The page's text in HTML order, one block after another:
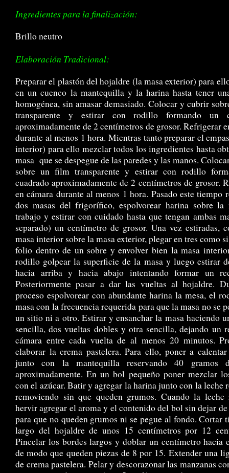
Ingredientes para la finalización:
Brillo neutro
Elaboración Tradicional:
Preparar el plastón del hojaldre (la masa exterior) para
en un cuenco la mantequilla y la harina hasta tener
homogénea, sin amasar demasiado. Colocar y cubrir
transparente y estirar con rodillo formando un
aproximadamente de 2 centímetros de grosor. Refrigerar
durante al menos 1 hora. Mientras tanto preparar el
interior) para ello mezclar todos los ingredientes hasta
masa que se despegue de las paredes y las manos.
sobre un film transparente y estirar con rodillo
cuadrado aproximadamente de 2 centímetros de grosor.
en cámara durante al menos 1 hora. Pasado este tiempo
dos masas del frigorífico, espolvorear harina sobre la
trabajo y estirar con cuidado hasta que tengan ambas
separado) un centímetro de grosor. Una vez estiradas,
masa interior sobre la masa exterior, plegar en tres como
folio dentro de un sobre y envolver bien la masa
rodillo golpear la superficie de la masa y luego estirar
hacia arriba y hacia abajo intentando formar un
Posteriormente pasar a dar las vueltas al hojaldre.
proceso espolvorear con abundante harina la mesa, el
masa con la frecuencia requerida para que la masa no se
un sitio ni a otro. Estirar y ensanchar la masa haciendo
sencilla, dos vueltas dobles y otra sencilla, dejando un
cámara entre cada vuelta de al menos 20 minutos.
elaborar la crema pastelera. Para ello, poner a
junto con la mantequilla reservando 40 gramos
aproximadamente. En un bol pequeño poner mezclar
con el azúcar. Batir y agregar la harina junto con la leche
removiendo sin que queden grumos. Cuando la leche
hervir agregar el aroma y el contenido del bol sin dejar de
para que no queden grumos ni se pegue al fondo. Cortar
largo del hojaldre de unos 15 centímetros por 12
Pincelar los bordes largos y doblar un centímetro hacia
de modo que queden piezas de 8 por 15. Extender una
de crema pastelera. Pelar y descorazonar las manzanas